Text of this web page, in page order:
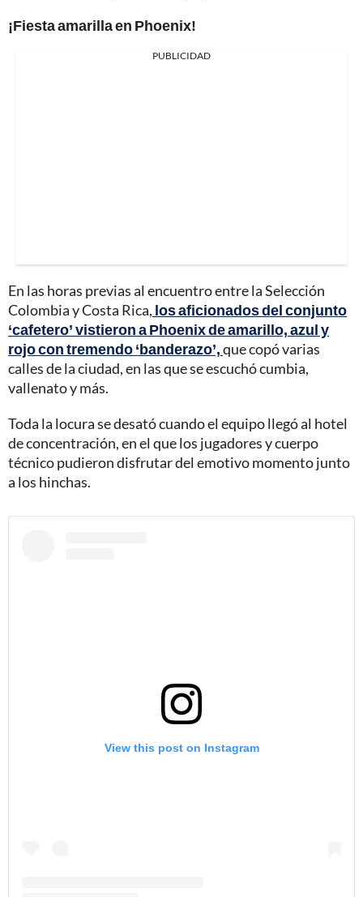
¡Fiesta amarilla en Phoenix!
PUBLICIDAD
En las horas previas al encuentro entre la Selección
Colombia y Costa Rica, los aficionados del conjunto
‘cafetero’ vistieron a Phoenix de amarillo, azul y
rojo con tremendo ‘banderazo’,que copó varias
calles de la ciudad, en las que se escuchó cumbia,
vallenato y más.
Toda la locura se desató cuando el equipo llegó al hotel
de concentración, en el que los jugadores y cuerpo
técnico pudieron disfrutar del emotivo momento junto
a los hinchas.
View this post on Instagram